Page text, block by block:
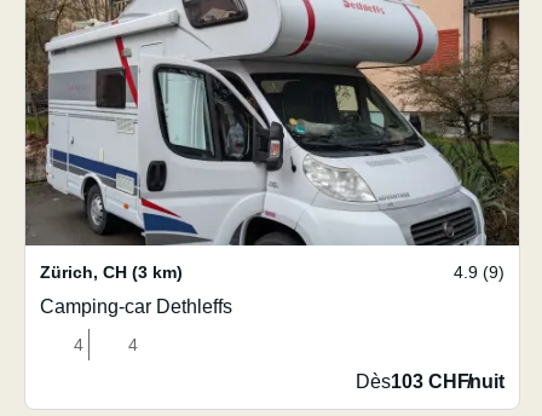
Zürich, CH (3 km) 4.9 (9)
Camping-car Dethleffs
4 4
Dès103 CHF/nuit